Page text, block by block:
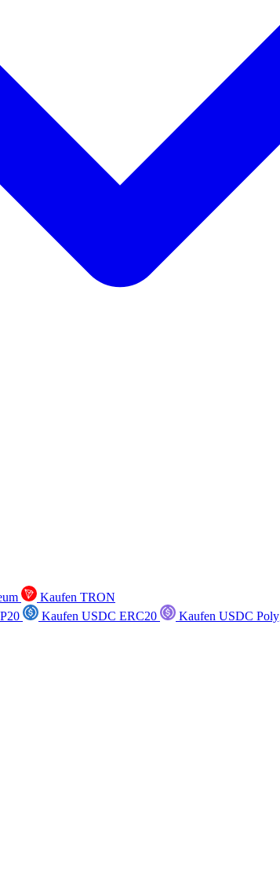
Kaufen TRON
Kaufen USDC ERC20
Kaufen USDC